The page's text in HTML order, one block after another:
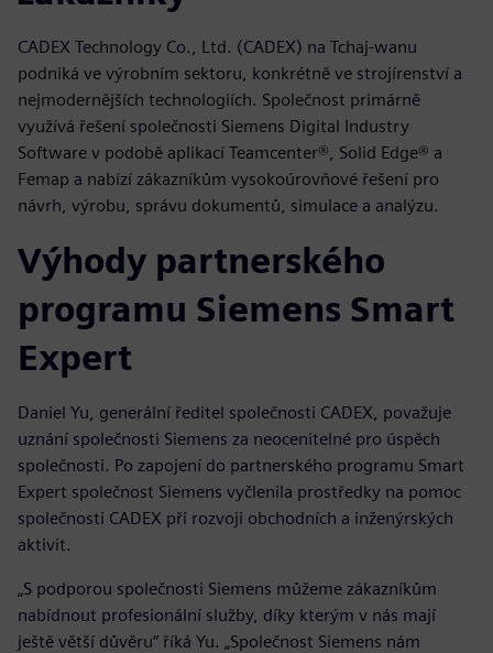
CADEX Technology Co., Ltd. (CADEX) na Tchaj-wanu
podniká ve výrobním sektoru, konkrétně ve strojírenství a
nejmodernějších technologiích. Společnost primárně
využívá řešení společnosti Siemens Digital Industry
Software v podobě aplikací Teamcenter®, Solid Edge® a
Femap a nabízí zákazníkům vysokoúrovňové řešení pro
návrh, výrobu, správu dokumentů, simulace a analýzu.
Výhody partnerského
programu Siemens Smart
Expert
Daniel Yu, generální ředitel společnosti CADEX, považuje
uznání společnosti Siemens za neocenitelné pro úspěch
společnosti. Po zapojení do partnerského programu Smart
Expert společnost Siemens vyčlenila prostředky na pomoc
společnosti CADEX při rozvoji obchodních a inženýrských
aktivit.
„S podporou společnosti Siemens můžeme zákazníkům
nabídnout profesionální služby, díky kterým v nás mají
ještě větší důvěru“ říká Yu. „Společnost Siemens nám